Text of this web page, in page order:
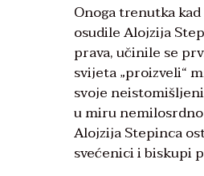
Onoga trenutka
osudile Alojzija
prava, učinile se
svijeta „proizveli“
svoje
u miru
Alojzija Stepinca
svećenici i biskupi